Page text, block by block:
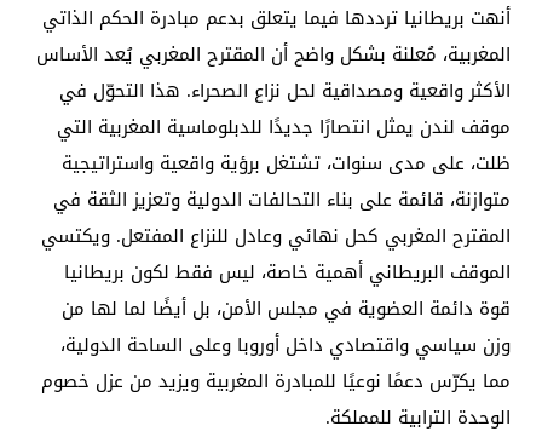
أنهت بريطانيا ترددها فيما يتعلق بدعم مبادرة الحكم الذاتي
المغربية، مُعلنة بشكل واضح أن المقترح المغربي يُعد الأساس
الأكثر واقعية ومصداقية لحل نزاع الصحراء. هذا التحوّل في
موقف لندن يمثل انتصارًا جديدًا للدبلوماسية المغربية التي
ظلت، على مدى سنوات، تشتغل برؤية واقعية واستراتيجية
متوازنة، قائمة على بناء التحالفات الدولية وتعزيز الثقة في
المقترح المغربي كحل نهائي وعادل للنزاع المفتعل. ويكتسي
الموقف البريطاني أهمية خاصة، ليس فقط لكون بريطانيا
قوة دائمة العضوية في مجلس الأمن، بل أيضًا لما لها من
وزن سياسي واقتصادي داخل أوروبا وعلى الساحة الدولية،
مما يكرّس دعمًا نوعيًا للمبادرة المغربية ويزيد من عزل خصوم
الوحدة الترابية للمملكة.